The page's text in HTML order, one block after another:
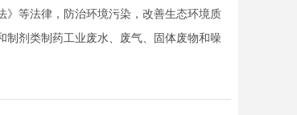
》等法律，防治环境污染，改善生态环境质
剂类制药工业废水、废气、固体废物和噪